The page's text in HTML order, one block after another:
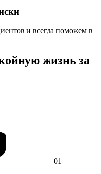
и всегда поможем в
жизнь за
01